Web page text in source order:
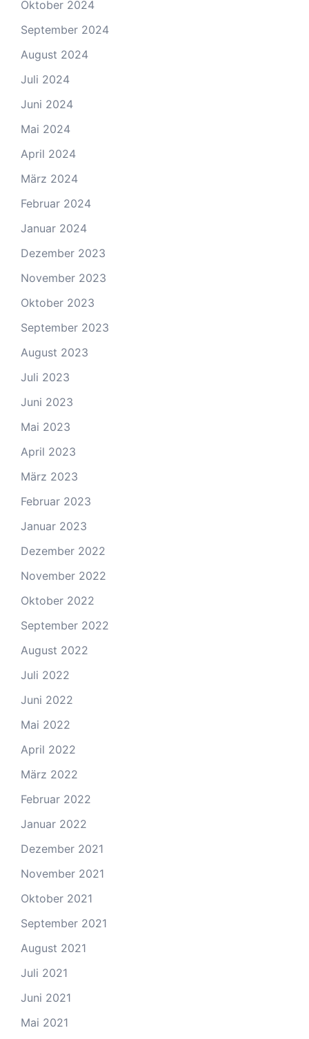
Oktober 2024
September 2024
August 2024
Juli 2024
Juni 2024
Mai 2024
April 2024
März 2024
Februar 2024
Januar 2024
Dezember 2023
November 2023
Oktober 2023
September 2023
August 2023
Juli 2023
Juni 2023
Mai 2023
April 2023
März 2023
Februar 2023
Januar 2023
Dezember 2022
November 2022
Oktober 2022
September 2022
August 2022
Juli 2022
Juni 2022
Mai 2022
April 2022
März 2022
Februar 2022
Januar 2022
Dezember 2021
November 2021
Oktober 2021
September 2021
August 2021
Juli 2021
Juni 2021
Mai 2021